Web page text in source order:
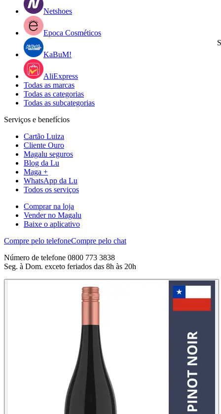
Netshoes
Epoca Cosméticos
KaBuM!
AliExpress
Todas as marcas
Todas as categorias
Todas as subcategorias
Serviços e benefícios
Cartão Luiza
Cliente Ouro
Magalu seguros
Blog da Lu
Maga +
WhatsApp da Lu
Todos os serviços
Comprar na loja
Vender no Magalu
Baixe o aplicativo
Compre pelo telefoneCompre pelo chat
Número de telefone 0800 773 3838
Seg. à Dom. exceto feriados das 8h às 20h